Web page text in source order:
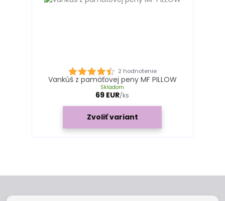
2 hodnotenie
Vankúš z pamäťovej peny MF PILLOW
69 EUR/ks
Skladom
Zvoliť variant